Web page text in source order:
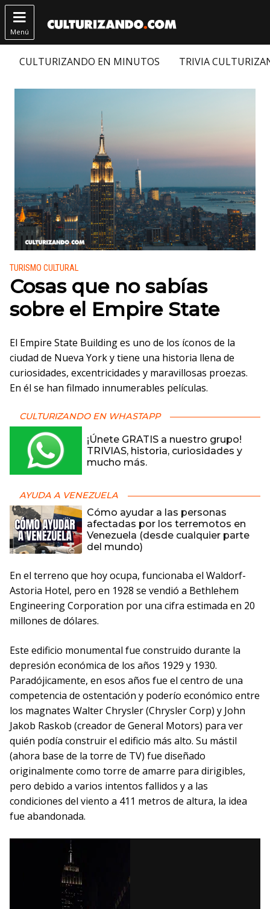

Menú
CULTURIZANDO EN MINUTOS TRIVIA
Publicado en:
TURISMO CULTURAL
Cosas que no sabías
sobre el Empire State
El Empire State Building es uno de los íconos de la
ciudad de Nueva York y tiene una historia llena de
curiosidades, excentricidades y maravillosas proezas.
En él se han filmado innumerables películas.
CULTURIZANDO EN WHASTAPP
¡Únete GRATIS a nuestro grupo!
TRIVIAS, historia, curiosidades y
mucho más.
AYUDA A VENEZUELA
Cómo ayudar a las personas
afectadas por los terremotos en
Venezuela (desde cualquier parte
del mundo)
En el terreno que hoy ocupa, funcionaba el Waldorf-
Astoria Hotel, pero en 1928 se vendió a Bethlehem
Engineering Corporation por una cifra estimada en 20
millones de dólares.
Este edificio monumental fue construido durante la
depresión económica de los años 1929 y 1930.
Paradójicamente, en esos años fue el centro de una
competencia de ostentación y poderío económico entre
los magnates Walter Chrysler (Chrysler Corp) y John
Jakob Raskob (creador de General Motors) para ver
quién podía construir el edificio más alto. Su mástil
(ahora base de la torre de TV) fue diseñado
originalmente como torre de amarre para dirigibles,
pero debido a varios intentos fallidos y a las
condiciones del viento a 411 metros de altura, la idea
fue abandonada.